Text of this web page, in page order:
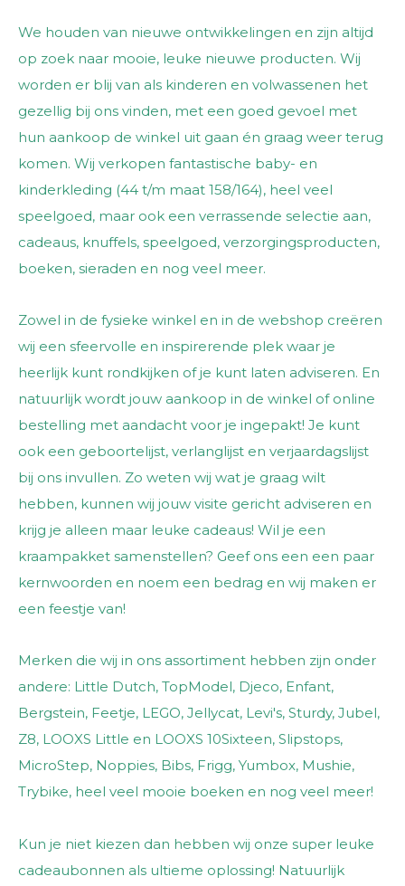
We houden van nieuwe ontwikkelingen en zijn altijd
op zoek naar mooie, leuke nieuwe producten. Wij
worden er blij van als kinderen en volwassenen het
gezellig bij ons vinden, met een goed gevoel met
hun aankoop de winkel uit gaan én graag weer terug
komen. Wij verkopen fantastische baby- en
kinderkleding (44 t/m maat 158/164), heel veel
speelgoed, maar ook een verrassende selectie aan,
cadeaus, knuffels, speelgoed, verzorgingsproducten,
boeken, sieraden en nog veel meer.
Zowel in de fysieke winkel en in de webshop creëren
wij een sfeervolle en inspirerende plek waar je
heerlijk kunt rondkijken of je kunt laten adviseren. En
natuurlijk wordt jouw aankoop in de winkel of online
bestelling met aandacht voor je ingepakt! Je kunt
ook een geboortelijst, verlanglijst en verjaardagslijst
bij ons invullen. Zo weten wij wat je graag wilt
hebben, kunnen wij jouw visite gericht adviseren en
krijg je alleen maar leuke cadeaus! Wil je een
kraampakket samenstellen? Geef ons een een paar
kernwoorden en noem een bedrag en wij maken er
een feestje van!
Merken die wij in ons assortiment hebben zijn onder
andere: Little Dutch, TopModel, Djeco, Enfant,
Bergstein, Feetje, LEGO, Jellycat, Levi's, Sturdy, Jubel,
Z8, LOOXS Little en LOOXS 10Sixteen, Slipstops,
MicroStep, Noppies, Bibs, Frigg, Yumbox, Mushie,
Trybike, heel veel mooie boeken en nog veel meer!
Kun je niet kiezen dan hebben wij onze super leuke
cadeaubonnen als ultieme oplossing! Natuurlijk